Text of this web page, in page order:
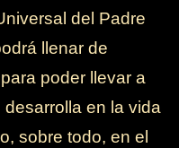
del Padre
llenar de
poder llevar a
en la vida
sobre todo, en el